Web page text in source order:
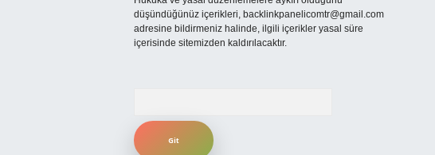
düşündüğünüz içerikleri, backlinkpanelicomtr@gmail.com
adresine bildirmeniz halinde, ilgili içerikler yasal süre
içerisinde sitemizden kaldırılacaktır.